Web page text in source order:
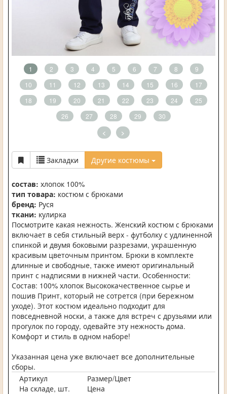
1 2 3 4 5 6 7 8
9
10
11 12 13 14 15 16
17
18
19 20 21 22 23 24
25
26
27 28 29 30
< >
Закладки Другие костюмы
состав: хлопок 100%
тип товара: костюм с брюками
бренд: Руся
ткани: кулирка
Посмотрите какая нежность. Женский костюм с брюками
включает в себя стильный верх - футболку с удлиненной
спинкой и двумя боковыми разрезами, украшенную
красивым цветочным принтом. Брюки в комплекте
длинные и свободные, также имеют оригинальный
принт с надписями в нижней части. Особенности:
Состав: 100% хлопок Высококачественное сырье и
пошив Принт, который не сотрется (при бережном
уходе). Этот костюм идеально подходит для
повседневной носки, а также для встреч с друзьями или
прогулок по городу, одевайте эту нежность дома.
Комфорт и стиль в одном наборе!
Указанная цена уже включает все дополнительные
сборы.
Артикул
Размер/Цвет
На складе, шт.
Цена